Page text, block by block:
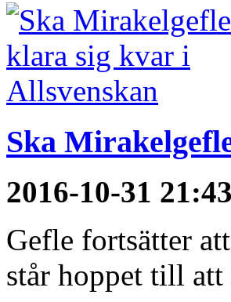
Ska
2016-10-31 21:43
Gefle fortsätter
står hoppet till att